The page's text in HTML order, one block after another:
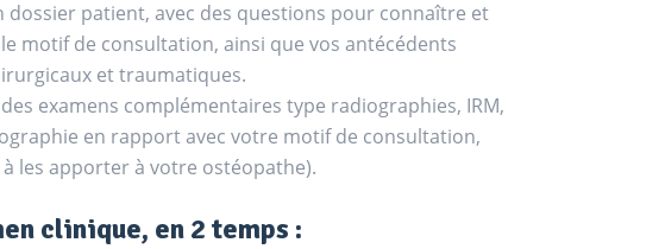
dossier patient, avec des questions pour connaître et
motif de consultation, ainsi que vos antécédents
et traumatiques.
des examens complémentaires type radiographies, IRM,
en rapport avec votre motif de consultation,
à les apporter à votre ostéopathe).
clinique, en 2 temps :